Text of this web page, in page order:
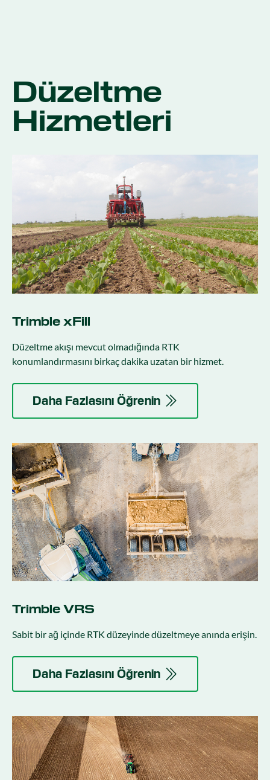
Düzeltme
Hizmetleri
Trimble xFill
Düzeltme akışı mevcut olmadığında RTK
konumlandırmasını birkaç dakika uzatan bir hizmet.
Daha Fazlasını Öğrenin
Trimble VRS
Sabit bir ağ içinde RTK düzeyinde düzeltmeye anında erişin.
Daha Fazlasını Öğrenin